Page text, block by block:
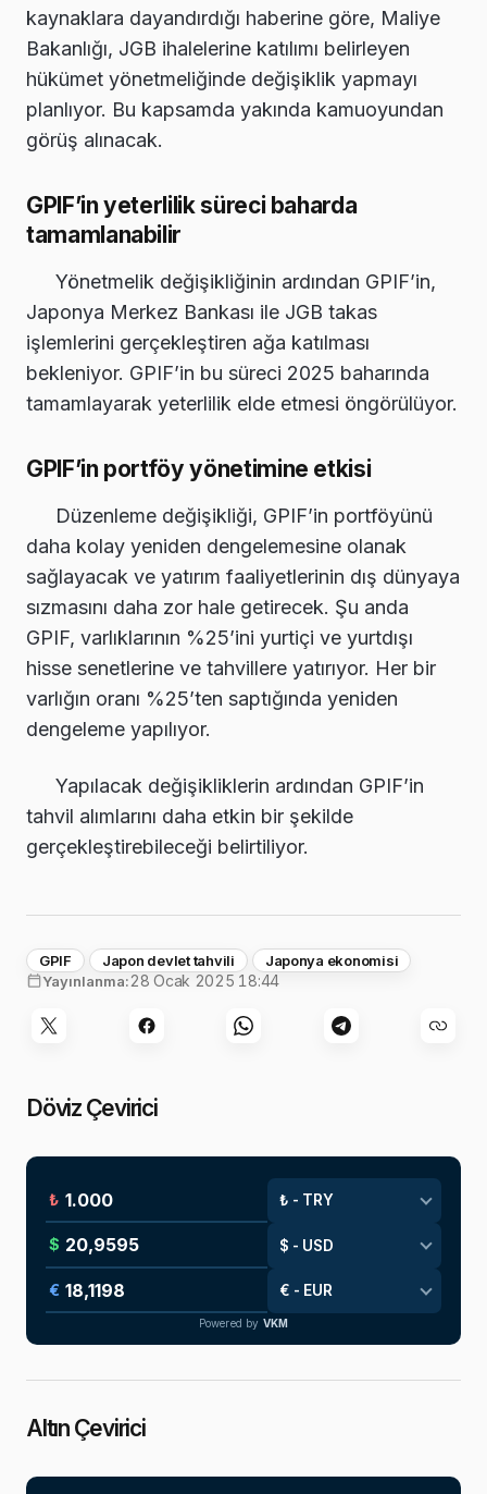
kaynaklara dayandırdığı haberine göre, Maliye
Bakanlığı, JGB ihalelerine katılımı belirleyen
hükümet yönetmeliğinde değişiklik yapmayı
planlıyor. Bu kapsamda yakında kamuoyundan
görüş alınacak.
GPIF’in yeterlilik süreci baharda
tamamlanabilir
Yönetmelik değişikliğinin ardından GPIF’in,
Japonya Merkez Bankası ile JGB takas
işlemlerini gerçekleştiren ağa katılması
bekleniyor. GPIF’in bu süreci 2025 baharında
tamamlayarak yeterlilik elde etmesi öngörülüyor.
GPIF’in portföy yönetimine etkisi
Düzenleme değişikliği, GPIF’in portföyünü
daha kolay yeniden dengelemesine olanak
sağlayacak ve yatırım faaliyetlerinin dış dünyaya
sızmasını daha zor hale getirecek. Şu anda
GPIF, varlıklarının %25’ini yurtiçi ve yurtdışı
hisse senetlerine ve tahvillere yatırıyor. Her bir
varlığın oranı %25’ten saptığında yeniden
dengeleme yapılıyor.
Yapılacak değişikliklerin ardından GPIF’in
tahvil alımlarını daha etkin bir şekilde
gerçekleştirebileceği belirtiliyor.
GPIF Japon devlet tahvili
Japonya ekonomisi
Yayınlanma:28 Ocak 2025 18:44
Döviz Çevirici
₺
$
€
Powered by VKM
Altın Çevirici